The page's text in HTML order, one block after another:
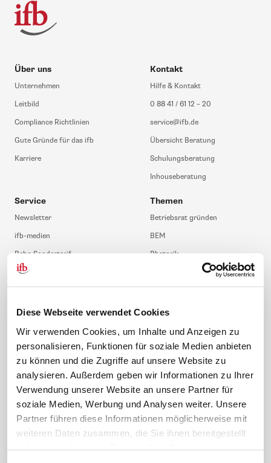
Diese Webseite verwendet Cookies
Wir verwenden Cookies, um Inhalte und Anzeigen zu
personalisieren, Funktionen für soziale Medien anbieten
zu können und die Zugriffe auf unsere Website zu
analysieren. Außerdem geben wir Informationen zu Ihrer
Verwendung unserer Website an unsere Partner für
soziale Medien, Werbung und Analysen weiter. Unsere
Partner führen diese Informationen möglicherweise mit
weiteren Daten zusammen, die Sie ihnen bereitgestellt
haben oder die sie im Rahmen Ihrer Nutzung der
Über uns
Unternehmen
Leitbild
Compliance Richtlinien
Gute Gründe für das ifb
Karriere
Kontakt
Hilfe & Kontakt
0 88 41 / 61 12 – 20
service@ifb.de
Übersicht Beratung
Schulungsberatung
Inhouseberatung
Service
Newsletter
ifb-medien
Bahn Sondertarif
meinifb
FAQ
ifb-App Betriebsrat360
Themen
Betriebsrat gründen
BEM
Rhetorik
JAV-Wahl
News. Wissen. Themen.
Lexikon
Rechtsprechung
Gesetze
Folgen Sie uns
Sicherheit durch geprüfte
Qualität!